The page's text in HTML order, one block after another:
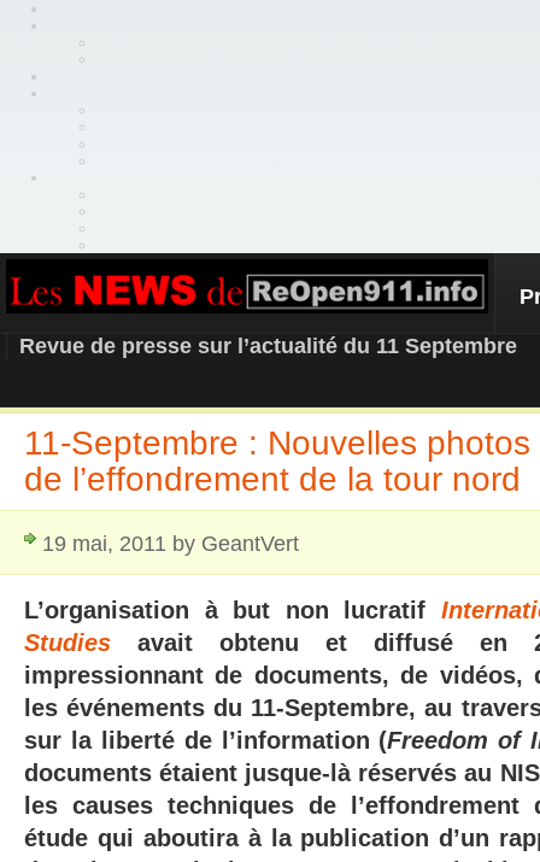
REOPEN911 – NEWS
Revue de presse sur l’actualité du 11 Septembre
11-Septembre : Nouvelles
de l’effondrement de la tour nord
19 mai, 2011 by GeantVert
L’organisation à but non lucratif
Studies avait obtenu et diffusé en
impressionnant de documents, de
les événements du 11-Septembre, au
sur la liberté de l’information (Freedom of
documents étaient jusque-là réservés au
les causes techniques de l’effondrement
étude qui aboutira à la publication d’un